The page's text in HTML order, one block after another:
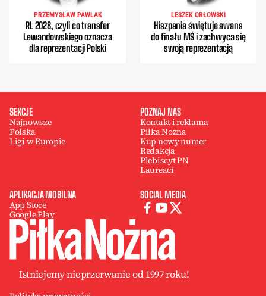
PRZEMYSŁAW PAWLAK
RL 2028, czyli co transfer
Lewandowskiego oznacza
dla reprezentacji Polski
LESZEK ORŁOWSKI
Hiszpania świętuje awans
do finału MŚ i zachwyca się
swoją reprezentacją
SEKCJE
Najnowsze
Polska
Ligi w Europie
POZNAJ NAS
Kontakt i reklama
Piłka Nożna
Kup nowy numer
Redakcja
Plebiscyt PN
Laureaci
APLIKACJA MOBILNA
App Store
Google Play
SOCIAL MEDIA
Istniejemy nieprzerwanie od 1997 roku!